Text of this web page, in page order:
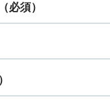
（必須）